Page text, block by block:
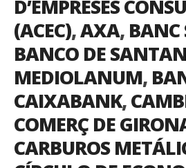
D’EMPRESES
(ACEC),AXA, BANC
BANCO DE
MEDIOLANUM,
CAIXABANK,
COMERÇ DE
CARBUROS